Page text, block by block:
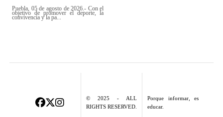
Puebla, 05 de agosto de 2026.- Con el
objetivo de promover el deporte, la
convivencia y la pa...
© 2025 - ALL
RIGHTS RESERVED.
Porque informar, es
educar.